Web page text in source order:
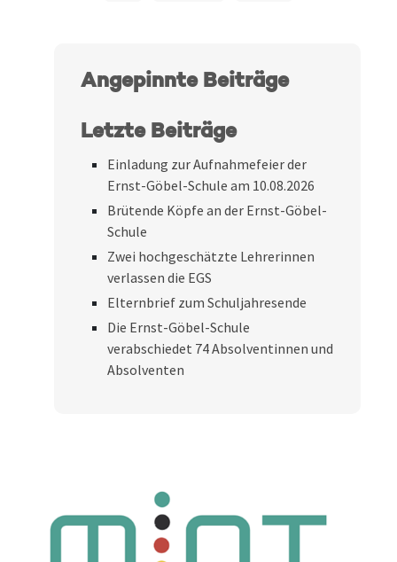
Angepinnte Beiträge
Letzte Beiträge
Einladung zur Aufnahmefeier der
Ernst-Göbel-Schule am 10.08.2026
Brütende Köpfe an der Ernst-Göbel-
Schule
Zwei hochgeschätzte Lehrerinnen
verlassen die EGS
Elternbrief zum Schuljahresende
Die Ernst-Göbel-Schule
verabschiedet 74 Absolventinnen und
Absolventen